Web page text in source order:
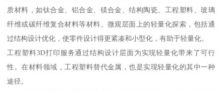
质材料，如钛合金、铝合金、镁合金、结构陶瓷、工程塑料、玻璃
纤维或碳纤维复合材料等材料。微观层面上的轻量化探索，包括通
过结构设计优化，使零件设计得更紧凑和小型化，有助于轻量化。
工程塑料3D打印服务通过结构设计层面为实现轻量化带来了可行
性。在材料领域，工程塑料替代金属，也是实现轻量化的其中一种
途径。